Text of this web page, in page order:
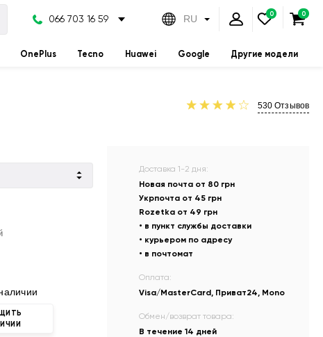
066 703 16 59 RU
OnePlus Tecno Huawei Google Другие модели
530 Отзывов
Доставка 1-2 дня:
Новая почта от 80 грн
Укрпочта от 45 грн
Rozetka от 49 грн
• в пункт службы доставки
• курьером по адресу
• в почтомат
Оплата:
Visa/MasterCard, Приват24, Mono
Обмен/возврат товара:
В течение 14 дней